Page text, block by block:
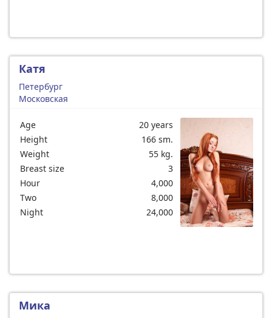
Катя
Петербург
Московская
Age
20 years
Height
166 sm.
Weight
55 kg.
Breast size
3
Hour
4,000
Two
8,000
Night
24,000
Мика